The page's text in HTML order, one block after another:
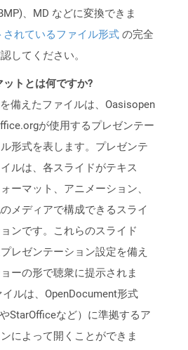
、MD などに変換できま
されているファイル形式 の完全
してください。
ットとは何ですか?
備えたファイルは、Oasisopen
が使用するプレゼンテー
形式を表します。プレゼンテ
ルは、各スライドがテキス
ーマット、アニメーション、
メディアで構成できるスライ
ンです。これらのスライド
レゼンテーション設定を備え
ーの形で聴衆に提示されま
イルは、OpenDocument形式
やStarOfficeなど）に準拠するア
によって開くことができま